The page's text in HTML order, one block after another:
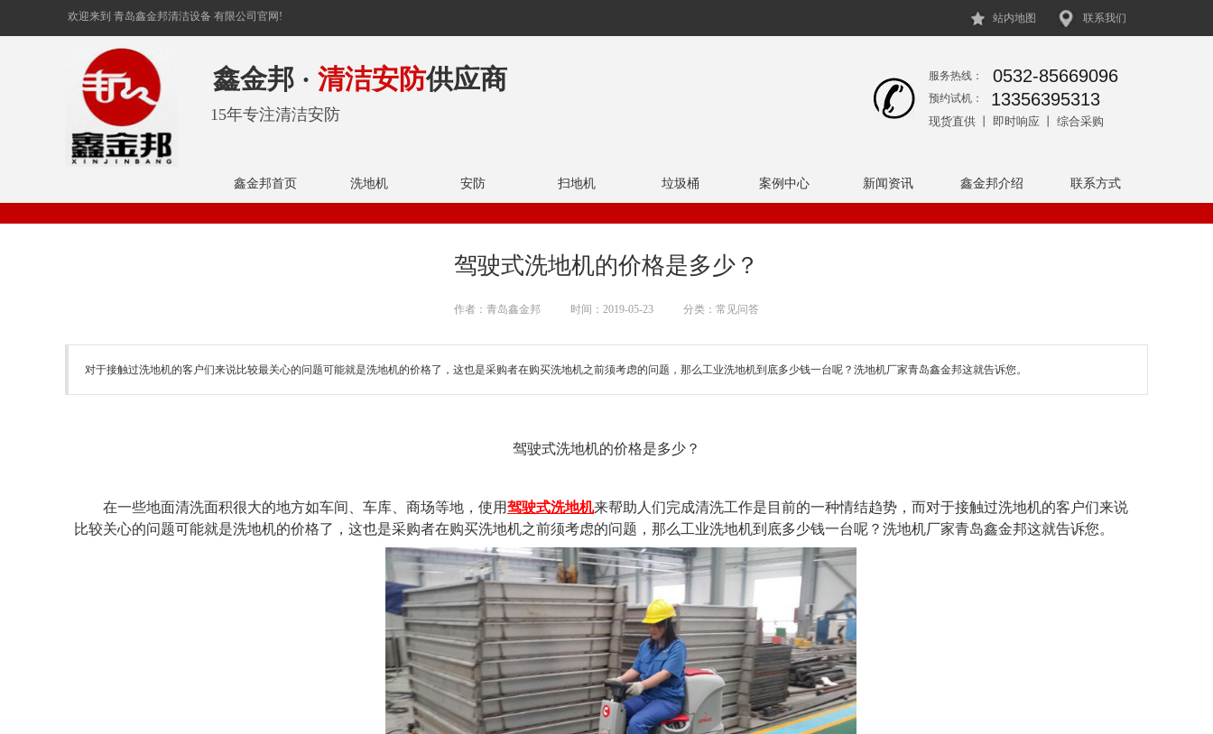
欢迎来到 青岛鑫金邦清洁设备 有限公司官网! 站内地图 联系我们
鑫金邦首页 洗地机 安防 扫地机 垃圾桶 案例中心 新闻资讯 鑫金邦介绍 联系方式
15年专注清洁安防
服务热线： 0532-85669096
预约试机： 13356395313
现货直供 丨 即时响应 丨 综合采购
鑫金邦 · 清洁安防供应商
驾驶式洗地机的价格是多少？
作者：青岛鑫金邦 时间：2019-05-23 分类：常见问答
对于接触过洗地机的客户们来说比较最关心的问题可能就是洗地机的价格了，这也是采购者在购买洗地机之前须考虑的问题，那么工业洗地机到底多少钱一台呢？洗地机厂家青岛鑫金邦这就告诉您。
驾驶式洗地机的价格是多少？
在一些地面清洗面积很大的地方如车间、车库、商场等地，使用驾驶式洗地机来帮助人们完成清洗工作是目前的一种情结趋势，而对于接触过洗地机的客户们来说
比较关心的问题可能就是洗地机的价格了，这也是采购者在购买洗地机之前须考虑的问题，那么工业洗地机到底多少钱一台呢？洗地机厂家青岛鑫金邦这就告诉您。